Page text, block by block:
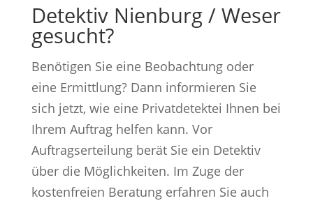
Detektiv Nienburg / Weser
gesucht?
Benötigen Sie eine Beobachtung oder
eine Ermittlung? Dann informieren Sie
sich jetzt, wie eine Privatdetektei Ihnen bei
Ihrem Auftrag helfen kann. Vor
Auftragserteilung berät Sie ein Detektiv
über die Möglichkeiten. Im Zuge der
kostenfreien Beratung erfahren Sie auch